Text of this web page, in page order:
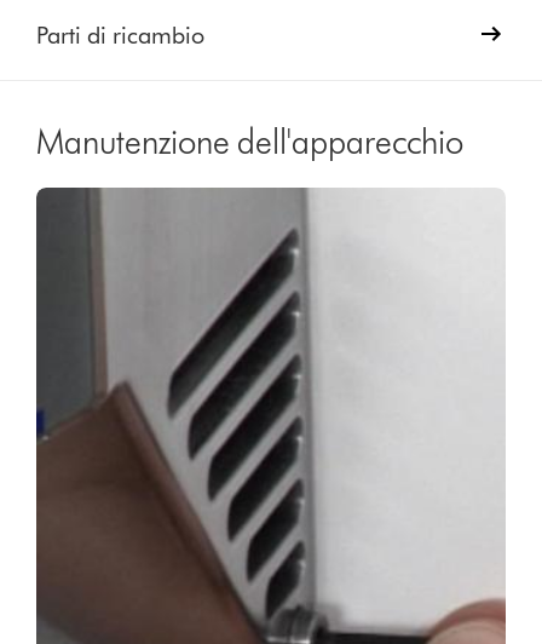
Parti di ricambio
Manutenzione dell'apparecchio
Video
trascrizione